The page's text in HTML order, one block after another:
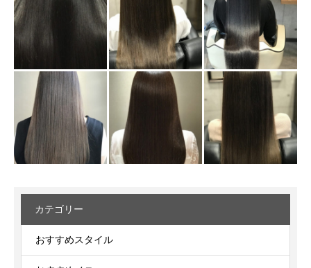
カテゴリー
おすすめスタイル